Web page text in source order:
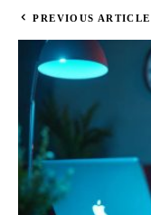
PREVIOUS ARTICLE